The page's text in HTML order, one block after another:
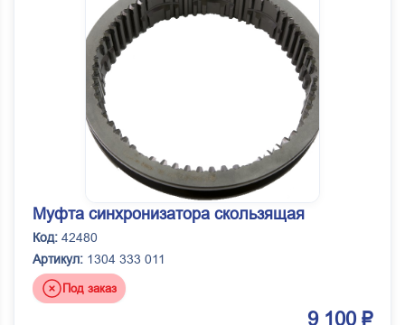
Муфта синхронизатора скользящая
Код: 42480
Артикул: 1304 333 011
Под заказ
9 100 ₽